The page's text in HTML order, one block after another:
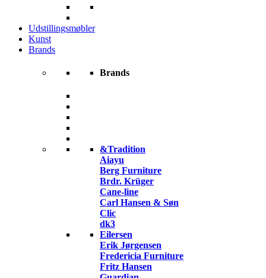
Udstillingsmøbler
Kunst
Brands
Brands
&Tradition
Aiayu
Berg Furniture
Brdr. Krüger
Cane-line
Carl Hansen & Søn
Clic
dk3
Eilersen
Erik Jørgensen
Fredericia Furniture
Fritz Hansen